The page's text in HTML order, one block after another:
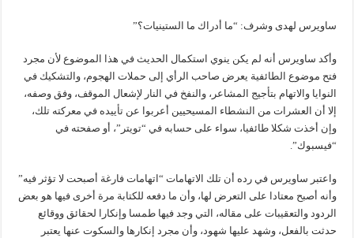
ساويرس لهدى وشرف: “ما أدراك ما الستينيات؟”
وأكد ساويرس أنه لم يكن ينوي استكمال الحديث في هذا الموضوع لأن مجرد
فتح موضوع الطائفية يعرض صاحب الرأي إلى حملات الهجوم، والتشكيك في
النوايا والاتهام بتأجيج المشاعر، والنفخ في النار لإشعال الموقف، وفق وصفه،
إلا أن العشرات من النشطاء المسيحيين أعربوا عن تأييده في معركته تلك،
وإن أخذت شكلا طائفيا، سواء على حسابه في “تويتر”، أو صفحته في
“فيسبوك”.
واعتبر ساويرس في رده أن تلك الاتهامات “اتهامات فارغة أصبحت لا تؤثر فيه”
وأنه أصبح معتادا على التعرض لها، وأن ما دفعه للكتابة مرة أخرى فيها هو بعض
الردود والتعقيبات على مقاله، التي وجد فيها طمسا وإنكارا لحقائق ووقائع
حدثت بالفعل، وشهد عليها شهود، وأن مجرد إنكارها والسكوت عنها يعتبر